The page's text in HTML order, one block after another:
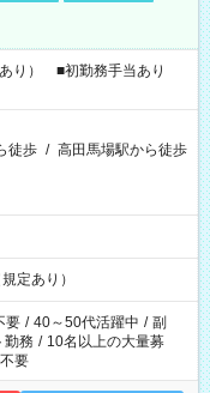
り） ■初勤務手当あり
徒歩 / 高田馬場駅から徒歩
定あり）
要 / 40～50代活躍中 / 副
勤務 / 10名以上の大量募
要